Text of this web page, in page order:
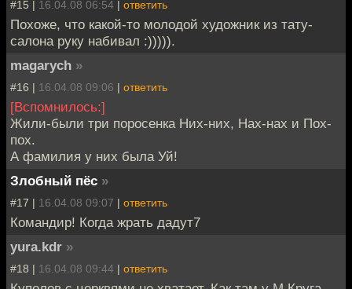
#15 | 16.04.08 06:54 | ответить
Похоже, что какой-то молодой художник из тату-
салона руку набивал :))))).
magarych »
#16 | 16.04.08 09:06 | ответить
[Вспомнилось:]
Жили-были три поросенка Них-них, Нах-нах и Пох-
пох.
А фамилия у них была Уй!
Злобный пёс »
#17 | 16.04.08 09:07 | ответить
Командир! Когда жрать дадут7
yura.kdr »
#18 | 16.04.08 09:44 | ответить